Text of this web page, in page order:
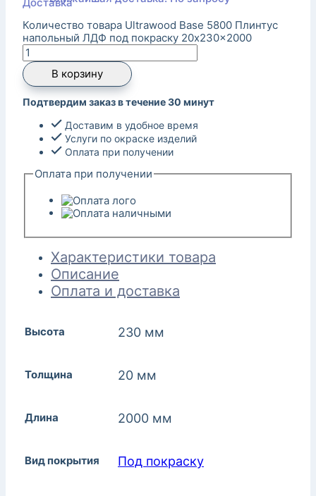
Количество товара Ultrawood Base 5800 Плинтус
напольный ЛДФ под покраску 20x230x2000
В корзину
Подтвердим заказ в течение 30 минут
Доставим в удобное время
Услуги по окраске изделий
Оплата при получении
Оплата при получении
Характеристики товара
Описание
Оплата и доставка
Высота 230 мм
Толщина 20 мм
Длина 2000 мм
Вид покрытия Под покраску